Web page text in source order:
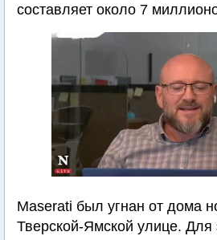
составляет около 7
Maserati был угнан от дома
Тверской-Ямской улице. Для